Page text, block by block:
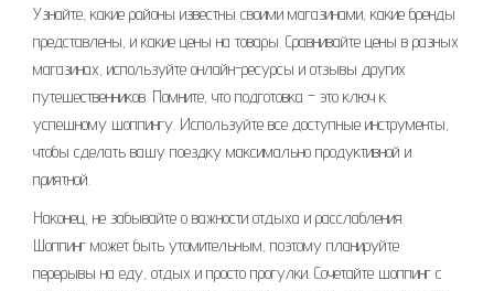
Узнайте, какие районы известны своими магазинами, какие бренды
представлены, и какие цены на товары. Сравнивайте цены в разных
магазинах, используйте онлайн-ресурсы и отзывы других
путешественников. Помните, что подготовка – это ключ к
успешному шоппингу. Используйте все доступные инструменты,
чтобы сделать вашу поездку максимально продуктивной и
приятной.
Наконец, не забывайте о важности отдыха и расслабления.
Шоппинг может быть утомительным, поэтому планируйте
перерывы на еду, отдых и просто прогулки. Сочетайте шоппинг с